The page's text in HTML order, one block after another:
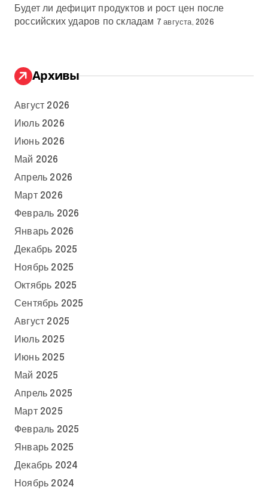
Будет ли дефицит продуктов и рост цен после
российских ударов по складам 7 августа, 2026
Архивы
Август 2026
Июль 2026
Июнь 2026
Май 2026
Апрель 2026
Март 2026
Февраль 2026
Январь 2026
Декабрь 2025
Ноябрь 2025
Октябрь 2025
Сентябрь 2025
Август 2025
Июль 2025
Июнь 2025
Май 2025
Апрель 2025
Март 2025
Февраль 2025
Январь 2025
Декабрь 2024
Ноябрь 2024